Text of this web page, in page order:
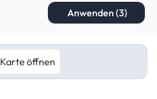
Karte öffnen